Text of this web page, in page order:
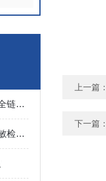
Millipore发光液的制备工艺：全链路质控保障检测性能稳定
Millipore发光液：多场景高灵敏检测的核心试剂支撑
上一篇
下一篇